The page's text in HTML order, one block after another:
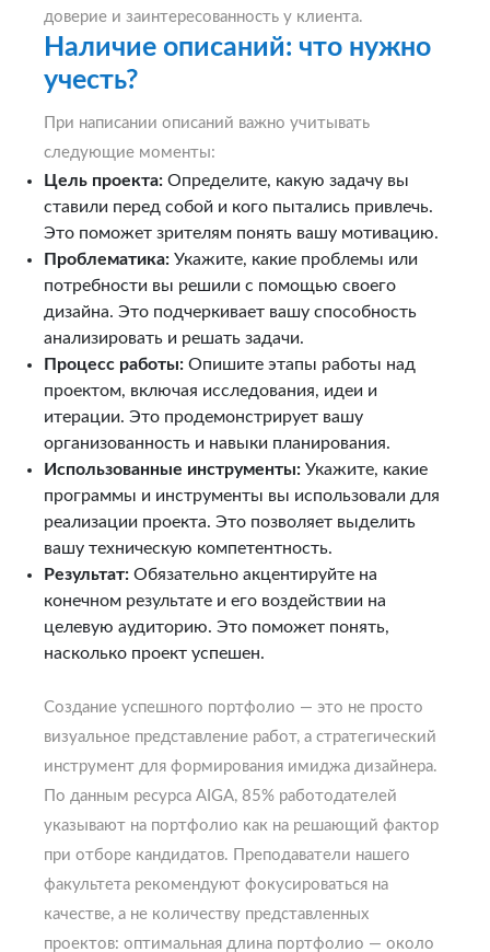
доверие и заинтересованность у клиента.
Наличие описаний: что нужно
учесть?
При написании описаний важно учитывать
следующие моменты:
Цель проекта: Определите, какую задачу вы
ставили перед собой и кого пытались привлечь.
Это поможет зрителям понять вашу мотивацию.
Проблематика: Укажите, какие проблемы или
потребности вы решили с помощью своего
дизайна. Это подчеркивает вашу способность
анализировать и решать задачи.
Процесс работы: Опишите этапы работы над
проектом, включая исследования, идеи и
итерации. Это продемонстрирует вашу
организованность и навыки планирования.
Использованные инструменты: Укажите, какие
программы и инструменты вы использовали для
реализации проекта. Это позволяет выделить
вашу техническую компетентность.
Результат: Обязательно акцентируйте на
конечном результате и его воздействии на
целевую аудиторию. Это поможет понять,
насколько проект успешен.
Создание успешного портфолио — это не просто
визуальное представление работ, а стратегический
инструмент для формирования имиджа дизайнера.
По данным ресурса AIGA, 85% работодателей
указывают на портфолио как на решающий фактор
при отборе кандидатов. Преподаватели нашего
факультета рекомендуют фокусироваться на
качестве, а не количеству представленных
проектов: оптимальная длина портфолио — около